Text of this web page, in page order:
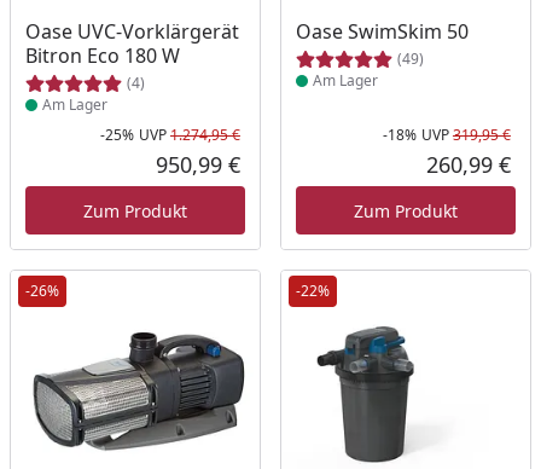
Oase UVC-Vorklärgerät
Bitron Eco 180 W
(4)
Produkt am Lager
Am Lager
Rabatt in Prozent
-25%
Ursprünglicher Preis
UVP1.274,95 €
Aktueller Preis
950,99 €
Zum Produkt
Oase SwimSkim 50
(49)
Produkt am Lager
Am Lager
-18% UVP319,95 €
260,99 €
Zum Produkt
-26% -22%